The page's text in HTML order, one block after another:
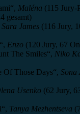
Maléna (115 Jury-
gesamt)
Sara James (116 Jury,
Enzo (120 Jury, 67
The Smiles“, Niko
Of Those Days“, Sona
Usenko (62 Jury,
Tanya Mezhentseva